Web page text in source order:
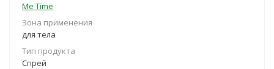
Me Time
Зона применения
для тела
Тип продукта
Спрей